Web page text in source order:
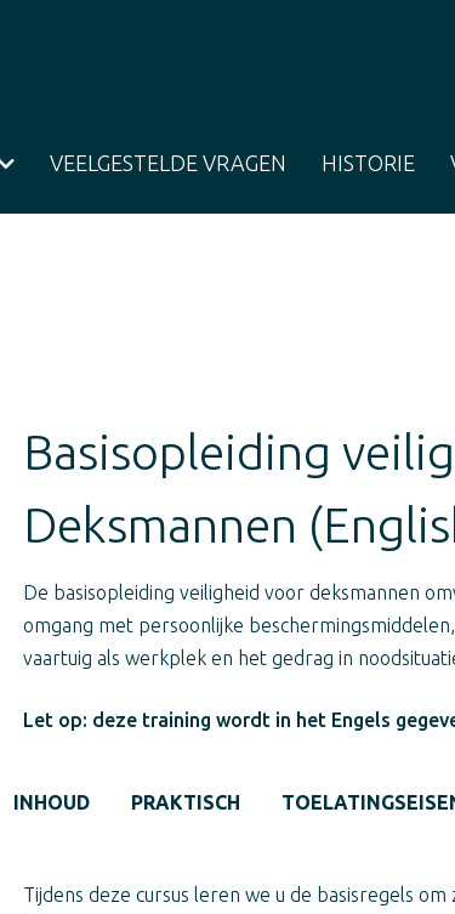
VEELGESTELDE VRAGEN HISTORIE
Basisopleiding
Deksmannen
De basisopleiding veiligheid voor deksmannen
omgang met persoonlijke
vaartuig als werkplek en het gedrag in
Let op: deze training wordt in het Engels
INHOUD PRAKTISCH
Tijdens deze cursus leren we u de basisregels